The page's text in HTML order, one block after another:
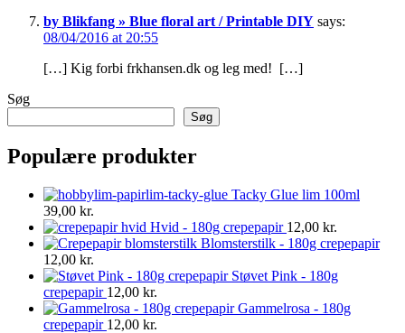
by Blikfang » Blue floral art / Printable DIY says:
08/04/2016 at 20:55
[…] Kig forbi frkhansen.dk og leg med! […]
Søg
Søg
Populære produkter
Tacky Glue lim 100ml
39,00 kr.
Hvid - 180g crepepapir 12,00 kr.
Blomsterstilk - 180g crepepapir
12,00 kr.
Støvet Pink - 180g
crepepapir 12,00 kr.
Gammelrosa - 180g
crepepapir 12,00 kr.